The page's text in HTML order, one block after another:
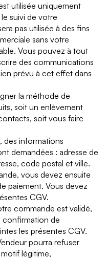
utilisée uniquement
suivi de votre
pas utilisée à des fins
sans votre
Vous pouvez à tout
des communications
prévu à cet effet dans
la méthode de
soit un enlèvement
soit vous faire
des informations
demandées : adresse de
code postal et ville.
vous devez ensuite
paiement. Vous devez
CGV.
commande est validé,
confirmation de
les présentes CGV.
pourra refuser
légitime,